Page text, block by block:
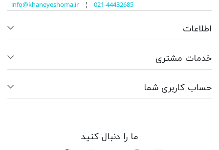
info@khaneyeshoma.ir¦ 021-44432685
اطلاعات
خدمات مشتری
حساب کاربری شما
ما را دنبال کنید